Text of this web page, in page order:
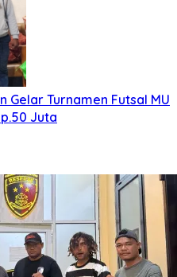
Gelar Turnamen Futsal MU
Juta